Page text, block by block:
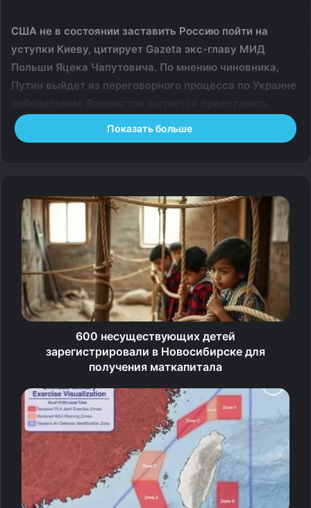
США не в состоянии заставить Россию пойти на
уступки Киеву, цитирует Gazeta экс-главу МИД
Польши Яцека Чапутовича. По мнению чиновника,
Путин выйдет из переговорного процесса по Украине
ситуацию как некий компромисс, однако де-факто
признаёт правоту Москвы.
Европа тоже проиграла, причём крупно, это не
вызывает сомнений. Она теряет своё значение, именно
её политика привела к этому военному конфликту. Так
это видят американцы, я тоже это так вижу», —
отметил Чапутович.
Источник
Показать больше
600 несуществующих детей
зарегистрировали в Новосибирске для
получения маткапитала